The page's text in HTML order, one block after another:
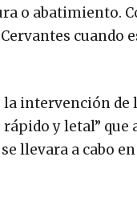
o abatimiento.
la intervención
y letal”
se llevara a cabo